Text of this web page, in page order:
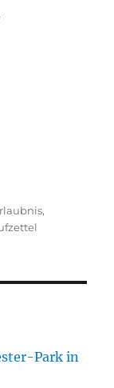
,
Park in